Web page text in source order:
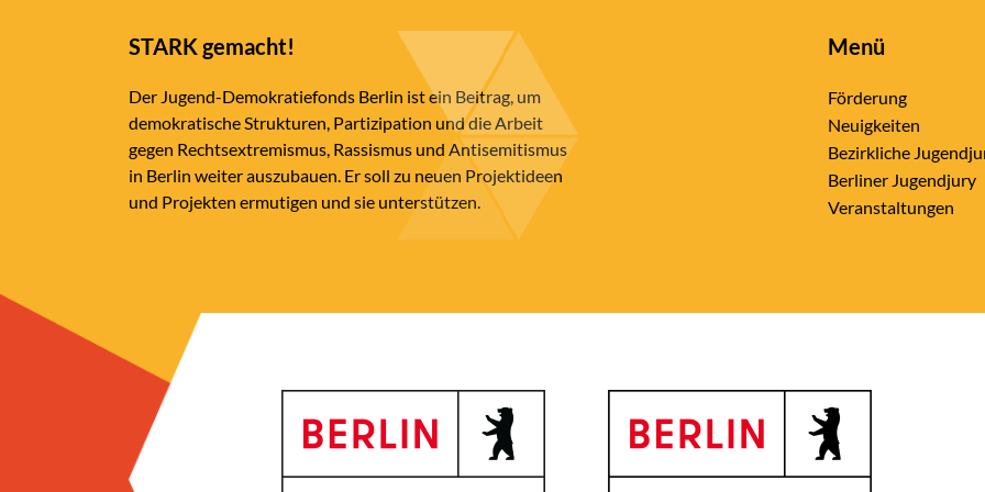
STARK gemacht!
Der Jugend-Demokratiefonds Berlin ist ein Beitrag, um
demokratische Strukturen, Partizipation und die Arbeit
gegen Rechtsextremismus, Rassismus und Antisemitismus
in Berlin weiter auszubauen. Er soll zu neuen Projektideen
und Projekten ermutigen und sie unterstützen.
Menü
Förderung
Neuigkeiten
Bezirkliche
Berliner Jugendjury
Veranstaltungen